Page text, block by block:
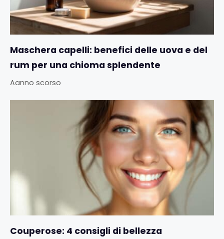
Maschera capelli: benefici delle uova e del
rum per una chioma splendente
Aanno scorso
Couperose: 4 consigli di bellezza